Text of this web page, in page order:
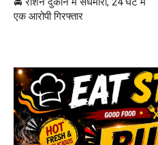
एक आरोपी गिरफ्तार